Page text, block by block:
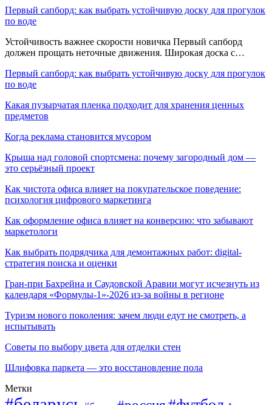
Первый сапборд: как выбрать устойчивую доску для прогулок
по воде
Устойчивость важнее скорости новичка Первый сапборд
должен прощать неточные движения. Широкая доска с…
Первый сапборд: как выбрать устойчивую доску для прогулок
по воде
Какая пузырчатая пленка подходит для хранения ценных
предметов
Когда реклама становится мусором
Крыша над головой спортсмена: почему загородный дом —
это серьёзный проект
Как чистота офиса влияет на покупательское поведение:
психология цифрового маркетинга
Как оформление офиса влияет на конверсию: что забывают
маркетологи
Как выбрать подрядчика для демонтажных работ: digital-
стратегия поиска и оценки
Гран-при Бахрейна и Саудовской Аравии могут исчезнуть из
календаря «Формулы-1»-2026 из-за войны в регионе
Туризм нового поколения: зачем люди едут не смотреть, а
испытывать
Советы по выбору цвета для отделки стен
Шлифовка паркета — это восстановление пола
Метки